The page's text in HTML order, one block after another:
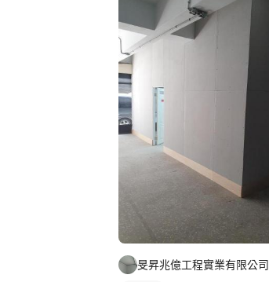
旻昇兆億工程實業有限公司